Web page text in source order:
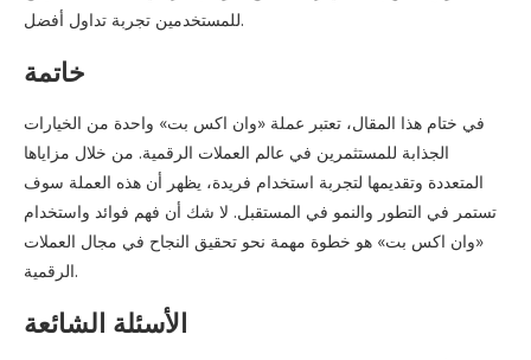
للمستخدمين تجربة تداول أفضل.
خاتمة
في ختام هذا المقال، تعتبر عملة «وان اكس بت» واحدة من الخيارات
الجذابة للمستثمرين في عالم العملات الرقمية. من خلال مزاياها
المتعددة وتقديمها لتجربة استخدام فريدة، يظهر أن هذه العملة سوف
تستمر في التطور والنمو في المستقبل. لا شك أن فهم فوائد واستخدام
«وان اكس بت» هو خطوة مهمة نحو تحقيق النجاح في مجال العملات
الرقمية.
الأسئلة الشائعة